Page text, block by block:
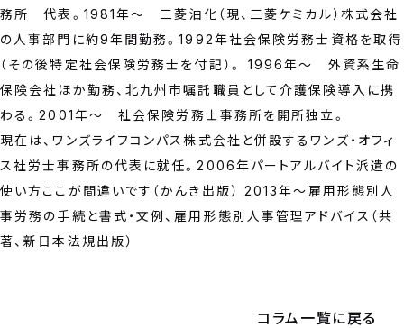
務所 代表。1981年～ 三菱油化（現、三菱ケミカル）株式会社
の人事部門に約9年間勤務。1992年社会保険労務士資格を取得
（その後特定社会保険労務士を付記）。 1996年～ 外資系生命
保険会社ほか勤務、北九州市嘱託職員として介護保険導入に携
わる。2001年～ 社会保険労務士事務所を開所独立。
現在は、ワンズライフコンパス株式会社と併設するワンズ・オフィ
ス社労士事務所の代表に就任。2006年パートアルバイト派遣の
使い方ここが間違いです（かんき出版） 2013年～雇用形態別人
事労務の手続と書式・文例、雇用形態別人事管理アドバイス（共
著、新日本法規出版）
コラム一覧に戻る